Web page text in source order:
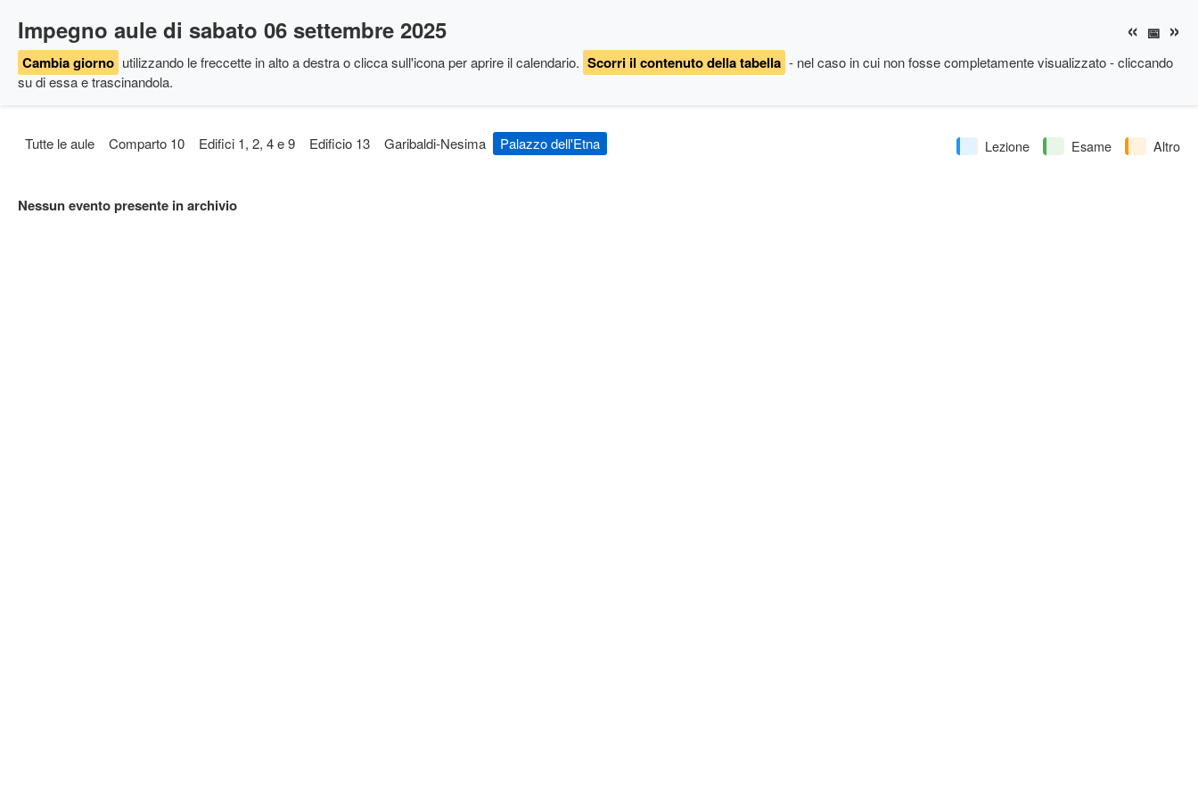
« 📅 »
Impegno aule di sabato 06 settembre 2025
Cambia giorno utilizzando le freccette in alto a destrao clicca sull'icona per aprire il calendario. Scorri il contenuto della tabella - nel caso in cui non fosse completamente visualizzato - cliccando
su di essa e trascinandola.
Tutte le aule Comparto 10 Edifici 1, 2, 4 e 9 Edificio 13 Garibaldi-Nesima Palazzo dell'Etna Lezione Esame Altro
Nessun evento presente in archivio